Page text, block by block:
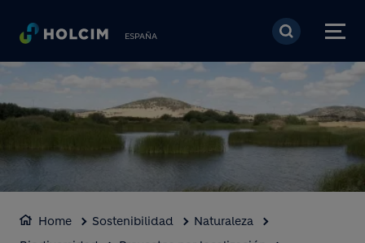
Pasar al contenido
ESPAÑA
Home Sostenibilidad
Naturaleza